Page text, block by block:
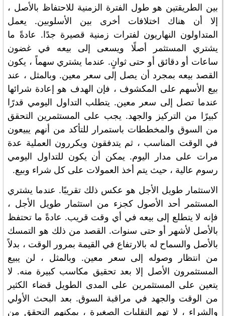
بين الطريقتين هو طول الفترة الزمنية للاحتفاظ بالأصل ،
إلا أن هناك اختلافات أخرى بين الأسلوبين. يعمل
المتداولون النهاريون لفترات زمنية قصيرة جدًا. عادةً ما
يشتري المستثمر أصلًا ويسعى إلى بيعه في غضون
ساعات أو دقائق أو حتى ثوانٍ. عندما يشتري سهماً ، يكون
القصد بيعه بمجرد أن يصل إلى سعر معين. وبالمثل ، عند
بيع الأسهم على المكشوف ، فإن الهدف هو إعادة شرائها
عندما تصل إلى سعر معين. يتطلب التداول اليومي قدرًا
كبيرًا من التركيز والجهد. يجب على المستثمرين التحقق
من السوق والمخططات باستمرار للتأكد من أنهم يبيعون
في الوقت المناسب ، ثم يتدفقون ويكررون العملية عدة
مرات على مدار اليوم. يمكن أن يكون للتداول اليومي
رسوم عالية ، حيث يتم أخذ العمولات على كل شراء وبيع.
الاستثمار طويل الأجل هو عكس ذلك تقريبًا. عندما يشتري
المستثمر أحد الأصول كجزء من استثمار طويل الأجل ،
فإنه لا يتطلع إلى بيعه في أي وقت قريب. عادةً ما تحتفظ
بالأصل لأشهر أو حتى سنوات. القصد من ذلك هو التمسك
بالأصل والسماح له بالارتفاع في القيمة بمرور الوقت ، بدلاً
من انتظار وصوله إلى سعر معين. وبالمثل ، لن يبيع
المستثمرون الأصل إلا بعد تحقيق مكاسب كبيرة منه. لا
يتعين على المستثمرين على المدى الطويل قضاء الكثير
من الوقت والجهد في مراقبة السوق. بعد البحث الأولي
والشراء ، لا تهم التقلبات الصغيرة ، يمكنهم التحقق من